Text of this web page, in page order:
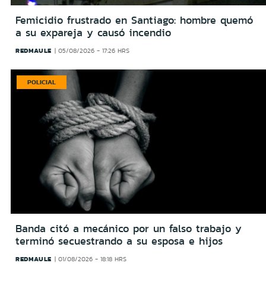
Femicidio frustrado en Santiago: hombre quemó
a su expareja y causó incendio
REDMAULE 05/08/2026 - 17:26 HRS
POLICIAL
Banda citó a mecánico por un falso trabajo y
terminó secuestrando a su esposa e hijos
REDMAULE 01/08/2026 - 18:18 HRS